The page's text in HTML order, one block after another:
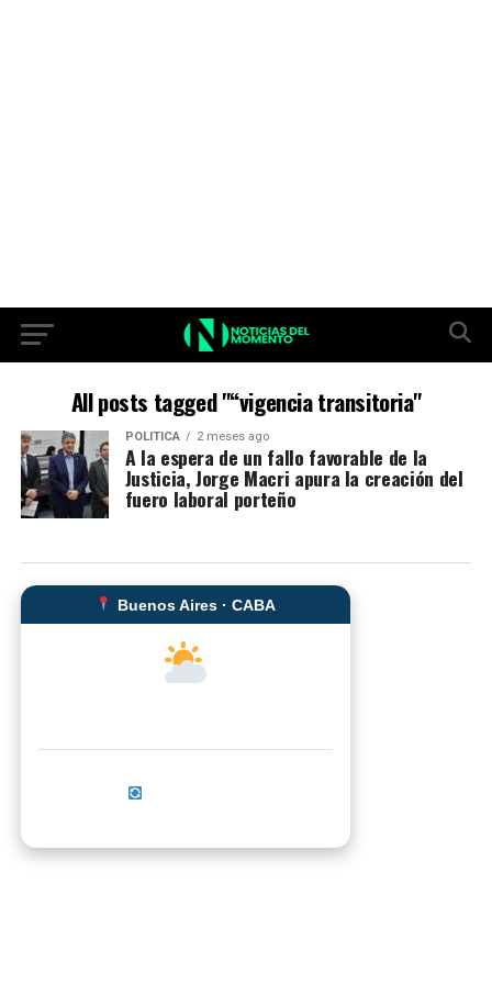
All posts tagged "“vigencia transitoria"
POLITICA 2 meses ago
A la espera de un fallo favorable de la
Justicia, Jorge Macri apura la creación del
fuero laboral porteño
Buenos Aires · CABA